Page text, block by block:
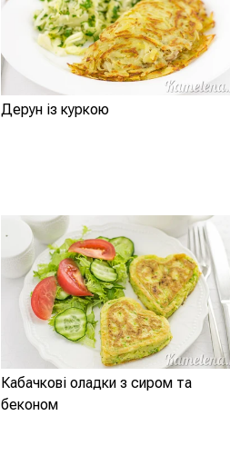
Дерун із куркою
Кабачкові оладки з сиром та
беконом